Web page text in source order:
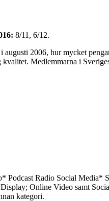
8/11, 6/12.
augusti 2006, hur mycket
Medlemmarna i
Podcast Radio Social Media*
Online Video samt
kategori.